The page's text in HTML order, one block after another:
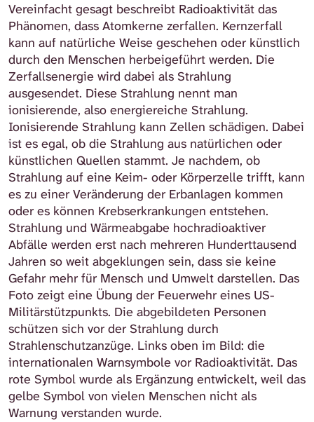
Vereinfacht gesagt beschreibt Radioaktivität das
Phänomen, dass Atomkerne zerfallen. Kernzerfall
kann auf natürliche Weise geschehen oder künstlich
durch den Menschen herbeigeführt werden. Die
Zerfallsenergie wird dabei als Strahlung
ausgesendet. Diese Strahlung nennt man
ionisierende, also energiereiche Strahlung.
Ionisierende Strahlung kann Zellen schädigen. Dabei
ist es egal, ob die Strahlung aus natürlichen oder
künstlichen Quellen stammt. Je nachdem, ob
Strahlung auf eine Keim- oder Körperzelle trifft, kann
es zu einer Veränderung der Erbanlagen kommen
oder es können Krebserkrankungen entstehen.
Strahlung und Wärmeabgabe hochradioaktiver
Abfälle werden erst nach mehreren Hunderttausend
Jahren so weit abgeklungen sein, dass sie keine
Gefahr mehr für Mensch und Umwelt darstellen. Das
Foto zeigt eine Übung der Feuerwehr eines US-
Militärstützpunkts. Die abgebildeten Personen
schützen sich vor der Strahlung durch
Strahlenschutzanzüge. Links oben im Bild: die
internationalen Warnsymbole vor Radioaktivität. Das
rote Symbol wurde als Ergänzung entwickelt, weil das
gelbe Symbol von vielen Menschen nicht als
Warnung verstanden wurde.